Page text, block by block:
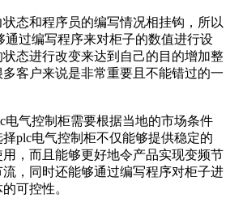
态和程序员的编写情况相挂钩，所以
通过编写程序来对柜子的数值进行设
态进行改变来达到自己的目的增加整
客户来说是非常重要且不能错过的一
电气控制柜需要根据当地的市场条件
plc电气控制柜不仅能够提供稳定的
，而且能够更好地令产品实现变频节
，同时还能够通过编写程序对柜子进
可控性。